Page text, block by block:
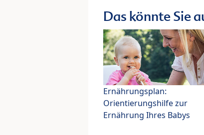
Das könnte Sie
Ernährungsplan:
Orientierungshilfe zur
Ernährung Ihres Babys